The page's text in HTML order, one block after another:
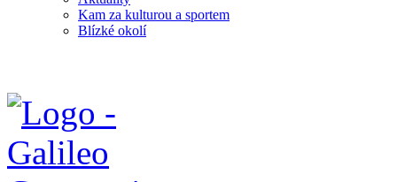
Kam za kulturou a sportem
Blízké okolí